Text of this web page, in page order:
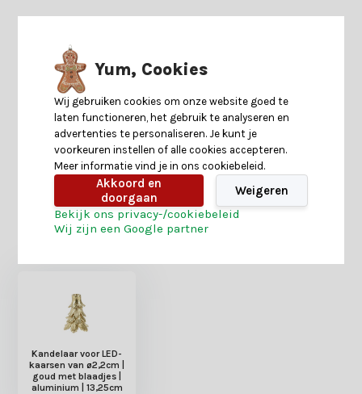
Specificaties
Reviews
Heb je nog interesse in deze recent bekeken
Kandelaar voor LED-
kaarsen van ø2,2cm |
goud met blaadjes |
aluminium | 13,25cm
Yum, Cookies
Wij gebruiken cookies om onze website goed te
laten functioneren, het gebruik te analyseren en
advertenties te personaliseren. Je kunt je
voorkeuren instellen of alle cookies accepteren.
Meer informatie vind je in ons cookiebeleid.
Akkoord en
doorgaan
Weigeren
Bekijk ons privacy-/cookiebeleid
Wij zijn een Google partner